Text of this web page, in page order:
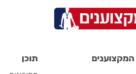
המקצוענים תוכן